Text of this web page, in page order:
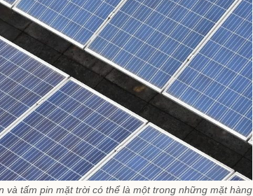
và tấm pin mặt trời có thể là một trong những mặt hàng